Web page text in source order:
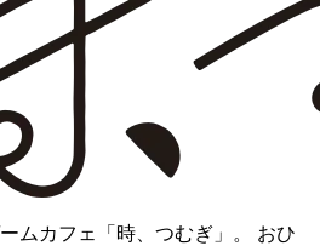
ムカフェ「時、つむぎ」。 おひ